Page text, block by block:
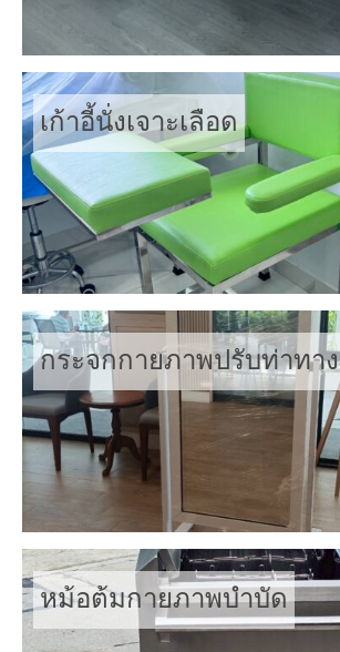
เก้าอี้นั่งเจาะเลือด
กระจกกายภาพปรับท่าทาง
หม้อต้มกายภาพบำบัด